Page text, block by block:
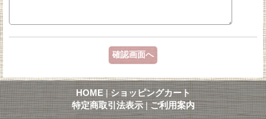
HOME | ショッピングカート
特定商取引法表示 | ご利用案内